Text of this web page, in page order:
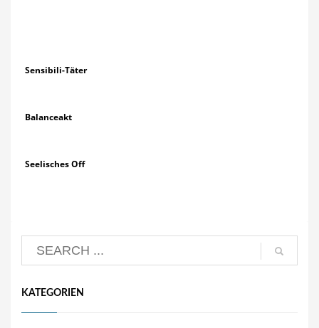
Sensibili-Täter
Balanceakt
Seelisches Off
KATEGORIEN